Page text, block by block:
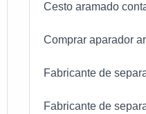
Cesto aramado
Comprar aparador
Fabricante de
Fabricante de